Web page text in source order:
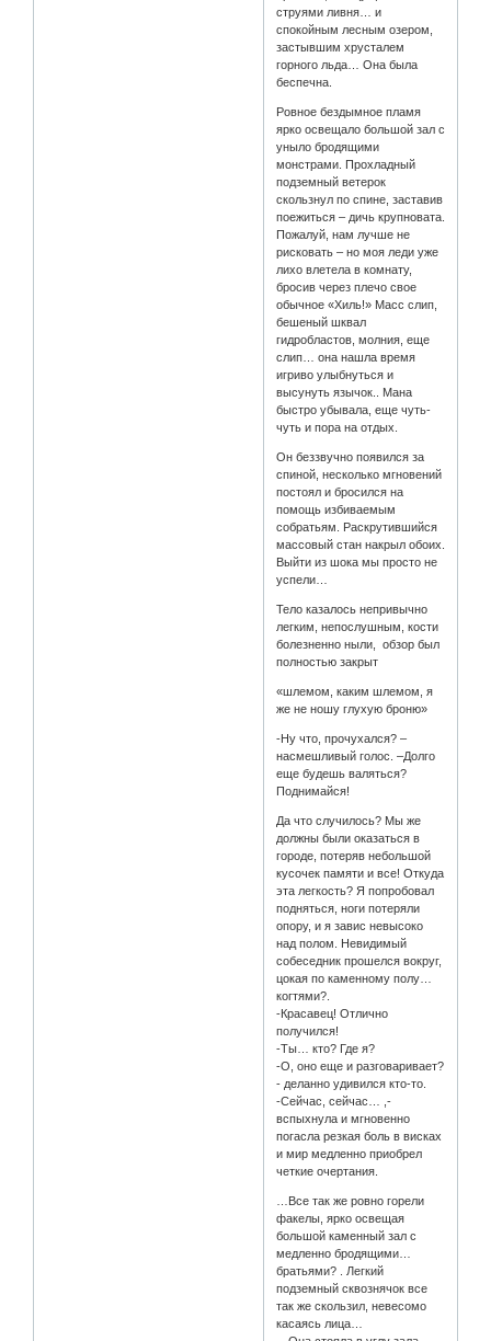
струями ливня… и
спокойным лесным озером,
застывшим хрусталем
горного льда… Она была
беспечна.
Ровное бездымное пламя
ярко освещало большой зал с
уныло бродящими
монстрами. Прохладный
подземный ветерок
скользнул по спине, заставив
поежиться – дичь крупновата.
Пожалуй, нам лучше не
рисковать – но моя леди уже
лихо влетела в комнату,
бросив через плечо свое
обычное «Хиль!» Масс слип,
бешеный шквал
гидробластов, молния, еще
слип… она нашла время
игриво улыбнуться и
высунуть язычок.. Мана
быстро убывала, еще чуть-
чуть и пора на отдых.
Он беззвучно появился за
спиной, несколько мгновений
постоял и бросился на
помощь избиваемым
собратьям. Раскрутившийся
массовый стан накрыл обоих.
Выйти из шока мы просто не
успели…
Тело казалось непривычно
легким, непослушным, кости
болезненно ныли, обзор был
полностью закрыт
«шлемом, каким шлемом, я
же не ношу глухую броню»
-Ну что, прочухался? –
насмешливый голос. –Долго
еще будешь валяться?
Поднимайся!
Да что случилось? Мы же
должны были оказаться в
городе, потеряв небольшой
кусочек памяти и все! Откуда
эта легкость? Я попробовал
подняться, ноги потеряли
опору, и я завис невысоко
над полом. Невидимый
собеседник прошелся вокруг,
цокая по каменному полу…
когтями?.
-Красавец! Отлично
получился!
-Ты… кто? Где я?
-О, оно еще и разговаривает?
- деланно удивился кто-то.
-Сейчас, сейчас… ,-
вспыхнула и мгновенно
погасла резкая боль в висках
и мир медленно приобрел
четкие очертания.
…Все так же ровно горели
факелы, ярко освещая
большой каменный зал с
медленно бродящими…
братьями? . Легкий
подземный сквознячок все
так же скользил, невесомо
касаясь лица…